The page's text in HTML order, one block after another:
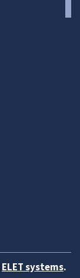
ELET systems.